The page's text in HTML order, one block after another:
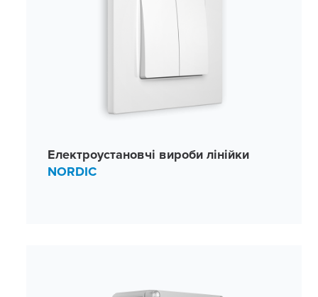
Електроустановчі вироби лінійки
NORDIC